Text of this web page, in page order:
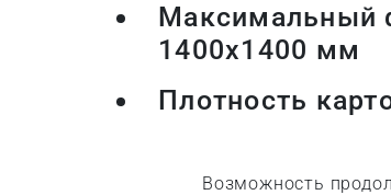
Максимальный
1400х1400 мм
Плотность
Возможность